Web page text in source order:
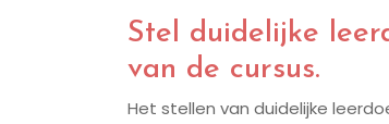
Stel duidelijke
van de cursus.
Het stellen van duidelijke